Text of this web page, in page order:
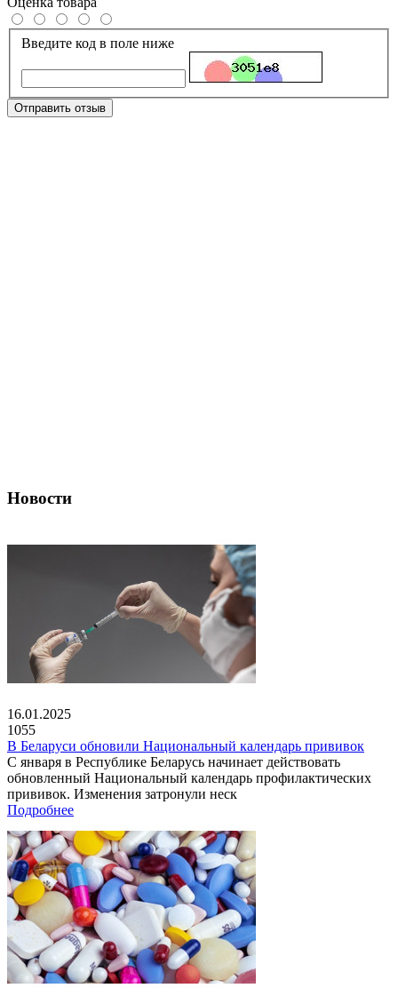
Введите код в поле ниже
Отправить отзыв
Новости
16.01.2025
1055
В Беларуси обновили Национальный календарь прививок
С января в Республике Беларусь начинает действовать
обновленный Национальный календарь профилактических
прививок. Изменения затронули неск
Подробнее